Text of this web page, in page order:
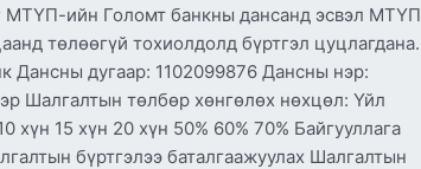
МТҮП-ийн Голомт банкны дансанд эсвэл МТҮП
төлөөгүй тохиолдолд бүртгэл цуцлагдана.
Дансны дугаар: 1102099876 Дансны нэр:
Шалгалтын төлбөр хөнгөлөх нөхцөл: Үйл
15 хүн 20 хүн 50% 60% 70% Байгууллага
бүртгэлээ баталгаажуулах Шалгалтын